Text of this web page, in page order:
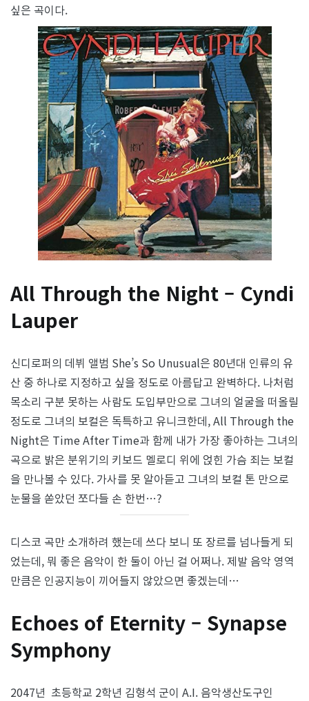
싶은 곡이다.
All Through the Night – Cyndi
Lauper
신디로퍼의 데뷔 앨범 She’s So Unusual은 80년대 인류의 유
산 중 하나로 지정하고 싶을 정도로 아름답고 완벽하다. 나처럼
목소리 구분 못하는 사람도 도입부만으로 그녀의 얼굴을 떠올릴
정도로 그녀의 보컬은 독특하고 유니크한데, All Through the
Night은 Time After Time과 함께 내가 가장 좋아하는 그녀의
곡으로 밝은 분위기의 키보드 멜로디 위에 얹힌 가슴 죄는 보컬
을 만나볼 수 있다. 가사를 못 알아듣고 그녀의 보컬 톤 만으로
눈물을 쏟았던 쪼다들 손 한번…?
디스코 곡만 소개하려 했는데 쓰다 보니 또 장르를 넘나들게 되
었는데, 뭐 좋은 음악이 한 둘이 아닌 걸 어쩌나. 제발 음악 영역
만큼은 인공지능이 끼어들지 않았으면 좋겠는데…
Echoes of Eternity – Synapse
Symphony
2047년 초등학교 2학년 김형석 군이 A.I. 음악생산도구인